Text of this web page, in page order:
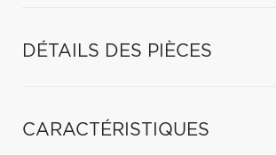
DÉTAILS DES PIÈCES
CARACTÉRISTIQUES